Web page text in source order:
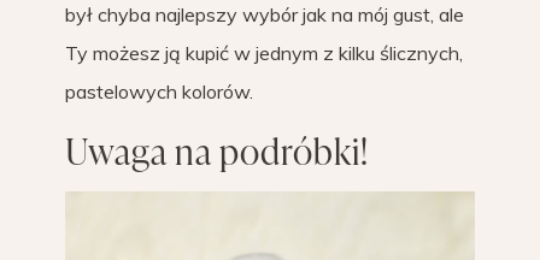
był chyba najlepszy wybór jak na mój gust, ale
Ty możesz ją kupić w jednym z kilku ślicznych,
pastelowych kolorów.
Uwaga na podróbki!